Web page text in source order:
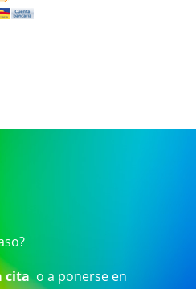
citao a ponerse en